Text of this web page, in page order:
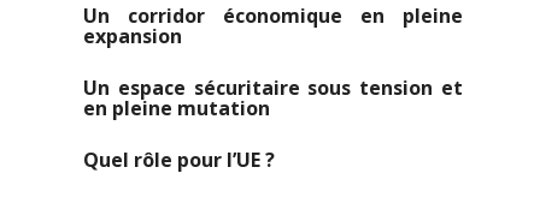
Un corridor économique en pleine
expansion
Un espace sécuritaire sous tension et
en pleine mutation
Quel rôle pour l’UE ?